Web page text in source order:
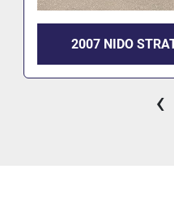
2007 NIDO
‹